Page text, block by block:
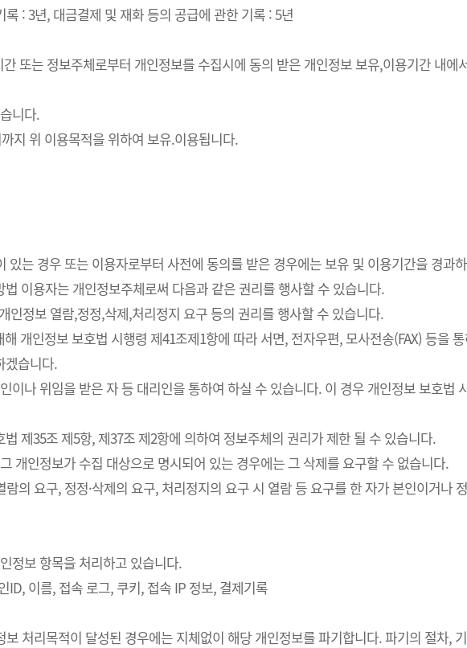
: 3년, 대금결제 및 재화 등의 공급에 관한 기록 : 5년
또는 정보주체로부터 개인정보를 수집시에 동의 받은 개인정보 보유,이용기간 내에
니다.
지 위 이용목적을 위하여 보유.이용됩니다.
는 경우 또는 이용자로부터 사전에 동의를 받은 경우에는 보유 및 이용기간을 경과
이용자는 개인정보주체로써 다음과 같은 권리를 행사할 수 있습니다.
정보 열람,정정,삭제,처리정지 요구 등의 권리를 행사할 수 있습니다.
개인정보 보호법 시행령 제41조제1항에 따라 서면, 전자우편, 모사전송(FAX) 등을
겠습니다.
나 위임을 받은 자 등 대리인을 통하여 하실 수 있습니다. 이 경우 개인정보 보호법
제35조 제5항, 제37조 제2항에 의하여 정보주체의 권리가 제한 될 수 있습니다.
개인정보가 수집 대상으로 명시되어 있는 경우에는 그 삭제를 요구할 수 없습니다.
의 요구, 정정·삭제의 요구, 처리정지의 요구 시 열람 등 요구를 한 자가 본인이거나
정보 항목을 처리하고 있습니다.
이름, 접속 로그, 쿠키, 접속 IP 정보, 결제기록
처리목적이 달성된 경우에는 지체없이 해당 개인정보를 파기합니다. 파기의 절차,